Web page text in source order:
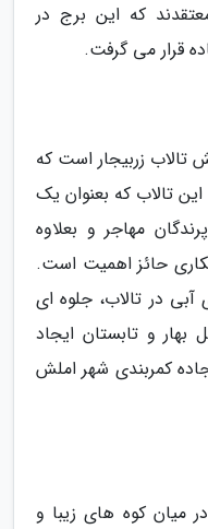
که این برج در
قرار می گرفت.
تالاب زربیجار است که
تالاب که بعنوان یک
مهاجر و بعلاوه
حائز اهمیت است.
در تالاب، جلوه ای
و تابستان ایجاد
کمربندی شهر املش
میان کوه های زیبا و